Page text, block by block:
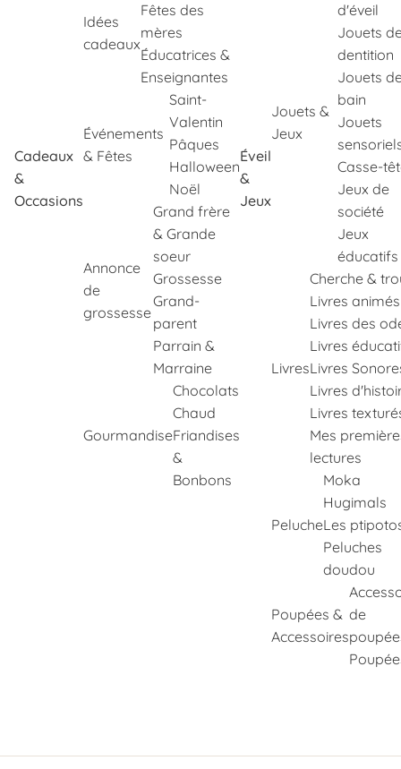
Cadeaux
&
Occasions
Idées
cadeaux
Fêtes des
mères
Éducatrices &
Enseignantes
Événements
& Fêtes
Saint-
Valentin
Pâques
Halloween
Noël
Annonce
de
grossesse
Grand frère
& Grande
soeur
Grossesse
Grand-
parent
Parrain &
Marraine
Gourmandise
Chocolats
Chaud
Friandises
&
Bonbons
Éveil
&
Jeux
Jouets &
Jeux
d'éveil
Jouets
dentition
Jouets
bain
Jouets
Casse-
Jeux de
société
Jeux
éducatifs
Livres
Cherche &
Livres animés
Livres des
Livres
Livres
Livres
Livres
Mes
lectures
Peluche
Moka
Hugimals
Les
Peluches
doudou
Poupées &
Accessoires
de